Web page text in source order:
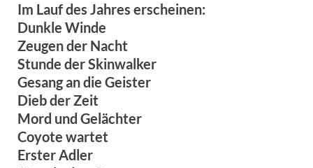
Im Lauf des Jahres erscheinen:
Dunkle Winde
Zeugen der Nacht
Stunde der Skinwalker
Gesang an die Geister
Dieb der Zeit
Mord und Gelächter
Coyote wartet
Erster Adler